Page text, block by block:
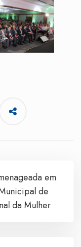
em
de
da Mulher